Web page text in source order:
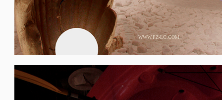
WWW.PZ-LC.COM